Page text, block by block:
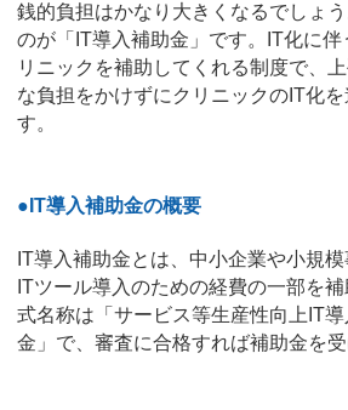
銭的負担はかなり大きくなるでしょ
のが「IT導入補助金」です。IT化に伴
リニックを補助してくれる制度で、
な負担をかけずにクリニックのIT化
す。
●IT導入補助金の概要
IT導入補助金とは、中小企業や小規模
ITツール導入のための経費の一部を
式名称は「サービス等生産性向上IT
金」で、審査に合格すれば補助金を受